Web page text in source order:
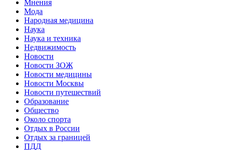
Мнения
Мода
Народная медицина
Наука
Наука и техника
Недвижимость
Новости
Новости ЗОЖ
Новости медицины
Новости Москвы
Новости путешествий
Образование
Общество
Около спорта
Отдых в России
Отдых за границей
ПДД